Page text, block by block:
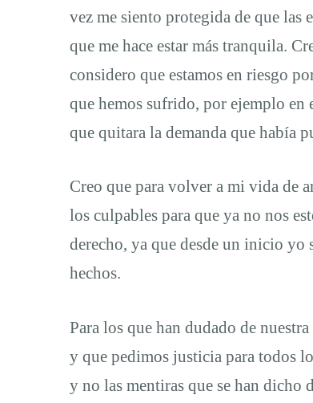
vez me siento protegida de que
que me hace estar más tranquila.
considero que estamos en riesgo
que hemos sufrido, por ejemplo en
que quitara la demanda que había
Creo que para volver a mi vida de
los culpables para que ya no nos
derecho, ya que desde un inicio
hechos.
Para los que han dudado de
y que pedimos justicia para todos
y no las mentiras que se han dicho